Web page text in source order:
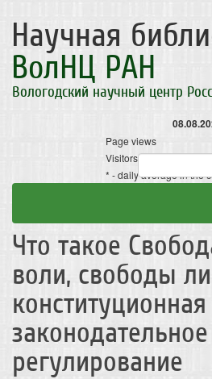
Научная
ВолНЦ РАН
Вологодский научный центр
Page views
Visitors
* - daily average in the
Что такое
воли, свободы
законодательное
регулирование